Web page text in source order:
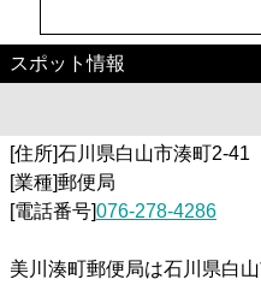
スポット情報
[住所]石川県白山市湊町2-41
[業種]郵便局
[電話番号]076-278-4286
美川湊町郵便局は石川県白